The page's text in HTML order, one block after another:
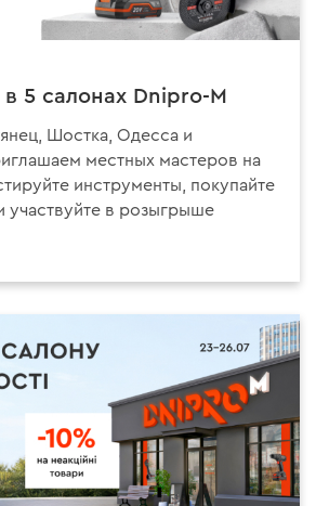
5 салонах Dnipro-M
Шостка, Одесса и
местных мастеров на
инструменты, покупайте
участвуйте в розыгрыше